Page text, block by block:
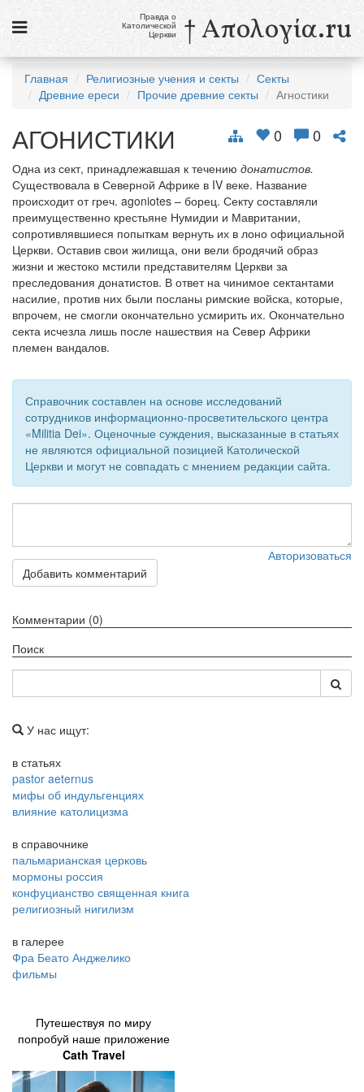
Новости
Католики в России
Галерея
Викторины
Ссылки
Религиозные учения и секты, справочник
9 августа
Св. Тереза Бенедикта Креста, дева и мученица
см. календарь
mail@apologia.ru
Отправить сообщение
Вход
Правда о
Католической
Церкви † Απολογία.ru
Главная Религиозные учения и секты
Секты
Древние ереси
Прочие древние секты Агностики
0 0
АГОНИСТИКИ
Одна из сект, принадлежавшая к течению донатистов.
Существовала в Северной Африке в IV веке. Название
происходит от греч. agoniotes – борец. Секту составляли
преимущественно крестьяне Нумидии и Мавритании,
сопротивлявшиеся попыткам вернуть их в лоно официальной
Церкви. Оставив свои жилища, они вели бродячий образ
жизни и жестоко мстили представителям Церкви за
преследования донатистов. В ответ на чинимое сектантами
насилие, против них были посланы римские войска, которые,
впрочем, не смогли окончательно усмирить их. Окончательно
секта исчезла лишь после нашествия на Север Африки
племен вандалов.
Справочник составлен на основе исследований
сотрудников информационно-просветительского центра
«Militia Dei». Оценочные суждения, высказанные в статьях
не являются официальной позицией Католической
Церкви и могут не совпадать с мнением редакции сайта.
Авторизоваться
Добавить комментарий
Комментарии (0)
Поиск
У нас ищут:
в статьях
pastor aeternus
мифы об индульгенциях
влияние католицизма
в справочнике
пальмарианская церковь
мормоны россия
конфуцианство священная книга
религиозный нигилизм
в галерее
Фра Беато Анджелико
фильмы
Путешествуя по миру
попробуй наше приложение
Cath Travel